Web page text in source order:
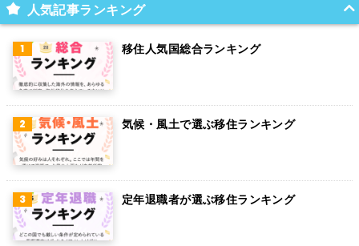
スイス
オランダ
グアム
パラグアイ
アラブ首長国連邦
スウェーデン
人気記事ランキング
移住人気国総合ランキング
気候・風土で選ぶ移住ランキング
定年退職者が選ぶ移住ランキング